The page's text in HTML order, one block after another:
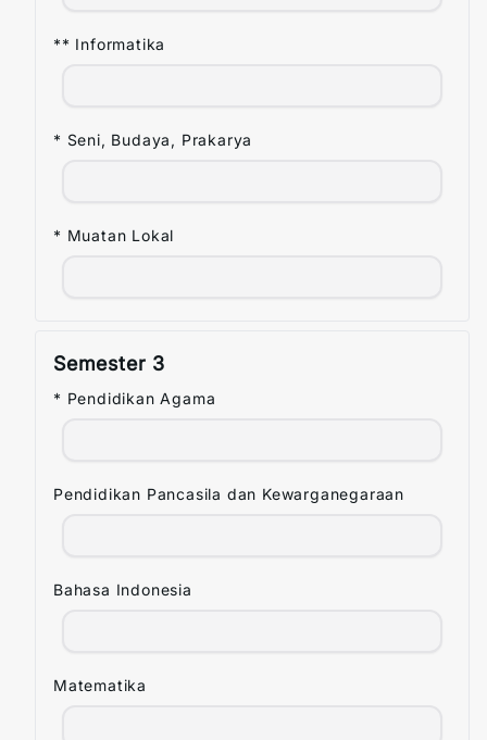
** Informatika
* Seni, Budaya, Prakarya
* Muatan Lokal
Semester 3
* Pendidikan Agama
Pendidikan Pancasila dan Kewarganegaraan
Bahasa Indonesia
Matematika